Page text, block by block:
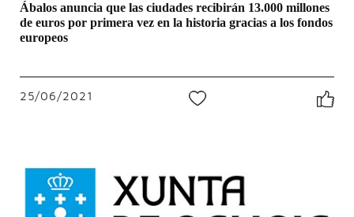
Ábalos anuncia que las ciudades recibirán 13.000 millones
de euros por primera vez en la historia gracias a los fondos
europeos
25/06/2021